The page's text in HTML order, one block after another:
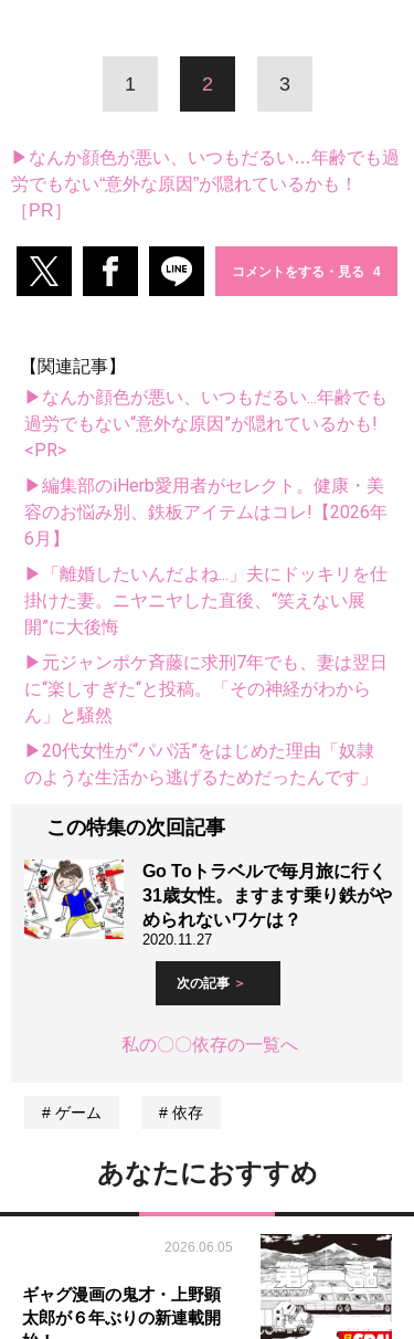
1 2 3
▶なんか顔色が悪い、いつもだるい…年齢でも過
労でもない“意外な原因”が隠れているかも！
［PR］
コメントをする・見る
【関連記事】
▶なんか顔色が悪い、いつもだるい...年齢でも
過労でもない“意外な原因”が隠れているかも!
<PR>
▶編集部のiHerb愛用者がセレクト。健康・美
容のお悩み別、鉄板アイテムはコレ!【2026年
6月】
▶「離婚したいんだよね...」夫にドッキリを仕
掛けた妻。ニヤニヤした直後、“笑えない展
開”に大後悔
▶元ジャンポケ斉藤に求刑7年でも、妻は翌日
に“楽しすぎた“と投稿。「その神経がわから
ん」と騒然
▶20代女性が“パパ活”をはじめた理由「奴隷
のような生活から逃げるためだったんです」
この特集の次回記事
Go Toトラベルで毎月旅に行く
31歳女性。ますます乗り鉄がや
められないワケは？
2020.11.27
次の記事
私の〇〇依存の一覧へ
ゲーム 依存
あなたにおすすめ
2026.06.05
ギャグ漫画の鬼才・上野顕
太郎が６年ぶりの新連載開